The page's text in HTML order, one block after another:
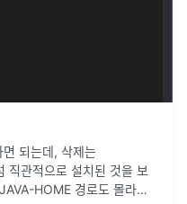
되는데, 삭제는
직관적으로 설치된 것을 보
HOME 경로도 몰라서